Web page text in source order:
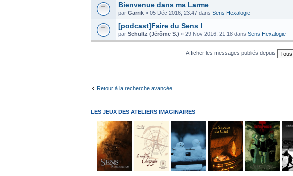
Bienvenue dans ma Larme
par Garrik » 05 Déc 2016, 23:47 dans Sens Hexalogie
[podcast]Faire du Sens !
par Schultz (Jérôme S.) » 29 Nov 2016, 21:18 dans Sens Hexalogie
Afficher les messages publiés depuis
Retour à la recherche avancée
LES JEUX DES ATELIERS IMAGINAIRES